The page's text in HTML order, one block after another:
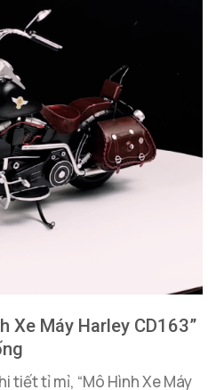
Xe Máy Harley CD163”
tiết tỉ mỉ, “Mô Hình Xe Máy